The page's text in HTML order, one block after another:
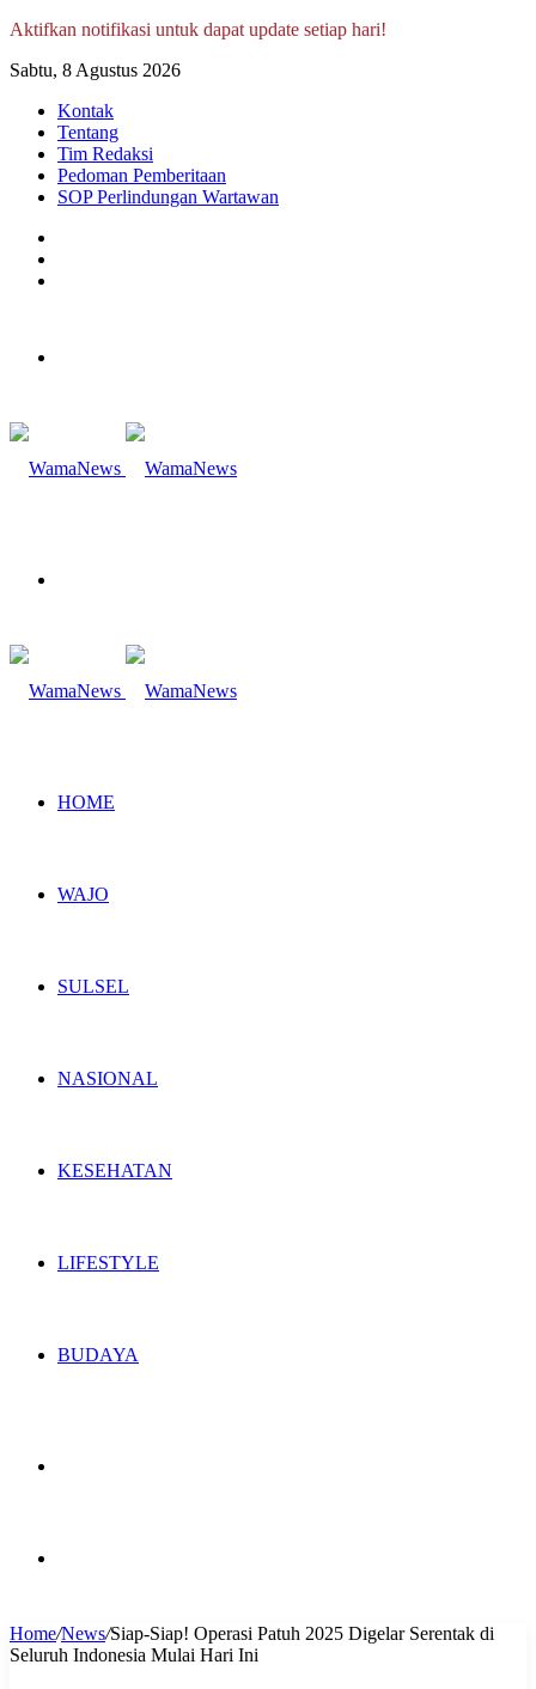
Aktifkan notifikasi untuk dapat update setiap hari!
Sabtu, 8 Agustus 2026
Kontak
Tentang
Tim Redaksi
Pedoman Pemberitaan
SOP Perlindungan Wartawan
HOME
WAJO
SULSEL
NASIONAL
KESEHATAN
LIFESTYLE
BUDAYA
for
Home/News/Siap-Siap! Operasi Patuh 2025 Digelar Serentak di
Seluruh Indonesia Mulai Hari Ini